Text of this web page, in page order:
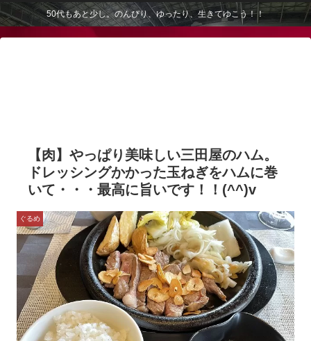
50代もあと少し。のんびり、ゆったり、生きてゆこう！！
【肉】やっぱり美味しい三田屋のハム。
ドレッシングかかった玉ねぎをハムに巻
いて・・・最高に旨いです！！(^^)v
ぐるめ